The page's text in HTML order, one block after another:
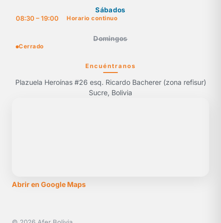
Sábados
08:30 – 19:00
Horario continuo
Domingos
Cerrado
Encuéntranos
Plazuela Heroínas #26 esq. Ricardo Bacherer (zona refisur)
Sucre, Bolivia
Abrir en Google Maps